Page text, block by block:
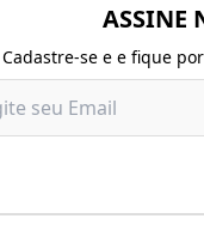
ASSINE
Cadastre-se e e fique